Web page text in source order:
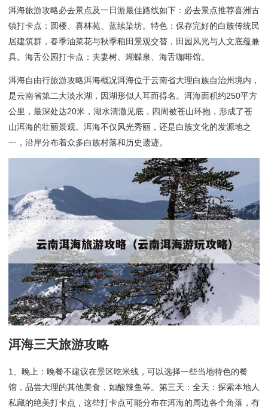
洱海旅游攻略必去景点及一日游最佳路线如下：必去景点推荐喜洲古
镇打卡点：圆楼、喜林苑、蓝续染坊。特色：保存完好的白族传统民
居建筑群，春季油菜花与秋季稻田景观交替，田园风光与人文底蕴兼
具。海舌公园打卡点：夫妻树、蝴蝶泉、海舌咖啡馆。
洱海自由行旅游攻略洱海概况洱海位于云南省大理白族自治州境内，
是云南省第二大淡水湖，因湖形似人耳而得名。洱海面积约250平方
公里，最深处达20米，湖水清澈见底，四周被苍山环抱，形成了苍
山洱海的壮丽景观。洱海不仅风光秀丽，还是白族文化的发源地之
一，沿岸分布着众多白族村落和历史遗迹。
洱海三天旅游攻略
1、晚上：晚餐不建议在景区吃米线，可以选择一些当地特色的餐
馆，品尝大理的其他美食，如酸辣鱼等。第三天：全天：探索本地人
私藏的绝美打卡点，这些打卡点可能分布在洱海的周边各个角落，有